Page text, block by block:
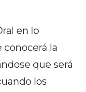
en lo
conocerá la
que será
los